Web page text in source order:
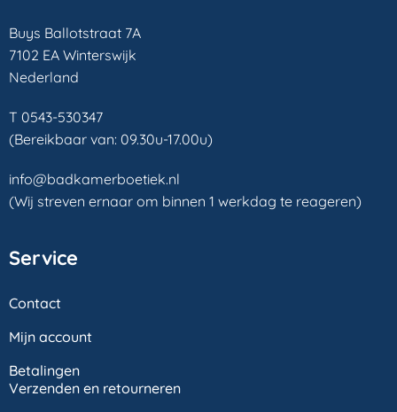
Buys Ballotstraat 7A
7102 EA Winterswijk
Nederland
T 0543-530347
(Bereikbaar van: 09.30u-17.00u)
info@badkamerboetiek.nl
(Wij streven ernaar om binnen 1 werkdag te reageren)
Service
Contact
Mijn account
Betalingen
Verzenden en retourneren